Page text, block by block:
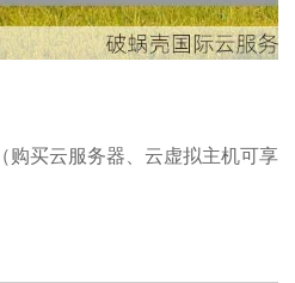
（购买云服务器、云虚拟主机可享